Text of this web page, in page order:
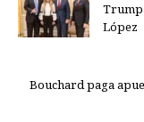
Trump
López
Bouchard paga